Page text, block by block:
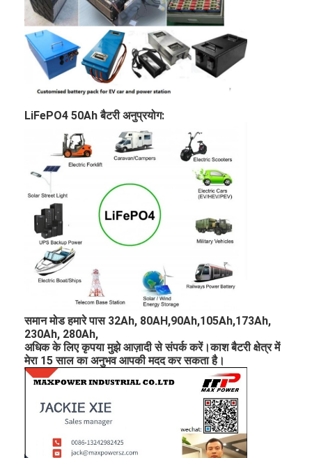
प्राथमिक लिथियम बैटरी
हाइब्रिड कार बैटरी
LiFePO4 50Ah बैटरी अनुप्रयोग:
समान मोड हमारे पास 32Ah, 80AH,90Ah,105Ah,173Ah,
230Ah, 280Ah,
अधिक के लिए कृपया मुझे आज़ादी से संपर्क करें।काश बैटरी क्षेत्र में
मेरा 15 साल का अनुभव आपकी मदद कर सकता है।